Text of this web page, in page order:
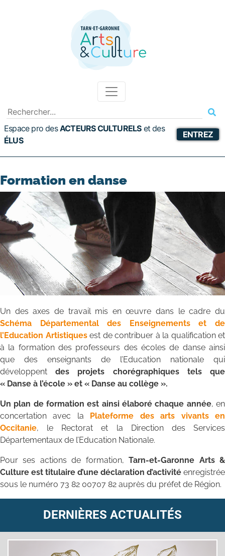
Espace pro desACTEURS CULTURELS etdes
ÉLUS
ENTREZ
Formation en danse
Un des axes de travail mis en œuvre dans le cadre du
Schéma Départemental des Enseignements et de
l’Education Artistiquesest de contribuer à la qualification et
à la formation des professeurs des écoles de danse ainsi
que des enseignants de l’Education nationale qui
développent des projets chorégraphiques tels que
« Danse à l’école » et « Danse au collège ».
Un plan de formation est ainsi élaboré chaque année, en
concertation avec la
Plateforme des arts vivants en
Occitanie, le Rectorat et la Direction des Services
Départementaux de l’Education Nationale.
Pour ses actions de formation,Tarn-et-Garonne Arts &
Culture est titulaire d’une déclaration d’activité enregistrée
sous le numéro 73 82 00707 82 auprès du préfet de Région.
DERNIÈRES ACTUALITÉS